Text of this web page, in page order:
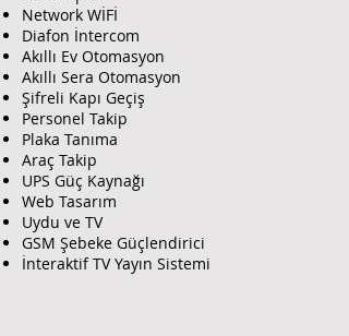
Network WİFİ
Diafon İntercom
Akıllı Ev Otomasyon
Akıllı Sera Otomasyon
Şifreli Kapı Geçiş
Personel Takip
Plaka Tanıma
Araç Takip
UPS Güç Kaynağı
Web Tasarım
Uydu ve TV
GSM Şebeke Güçlendirici
İnteraktif TV Yayın Sistemi